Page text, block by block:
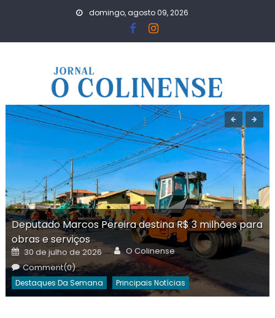
domingo, agosto 09, 2026
Deputado Marcos Pereira destina R$ 3 milhões para
obras e serviços
Posted
on
30 de julho de 2026 Author
O Colinense
Comment(0)
Destaques Da Semana Principais Notícias